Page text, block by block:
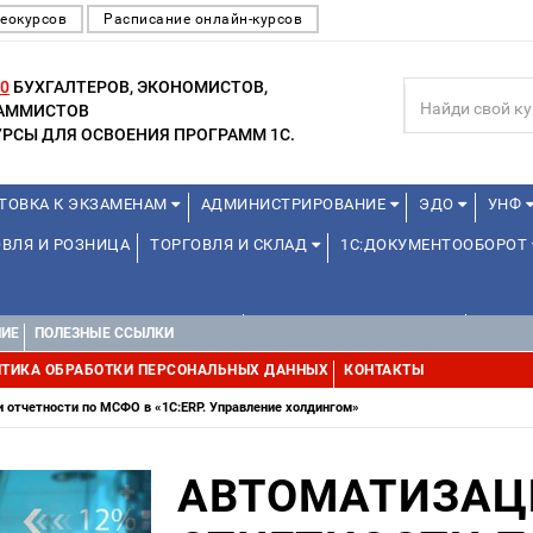
Расписание онлайн-курсов
БУХГАЛТЕРОВ, ЭКОНОМИСТОВ,
ДЛЯ ОСВОЕНИЯ ПРОГРАММ 1С.
К ЭКЗАМЕНАМ АДМИНИСТРИРОВАНИЕ ЭДО УНФ
И РОЗНИЦА ТОРГОВЛЯ И СКЛАД 1С:ДОКУМЕНТООБОРОТ
ХОЛДИНГОМ
ПОЛЕЗНЫЕ ССЫЛКИ
ОБРАБОТКИ ПЕРСОНАЛЬНЫХ ДАННЫХ КОНТАКТЫ
отчетности по МСФО в «1С:ERP. Управление холдингом»